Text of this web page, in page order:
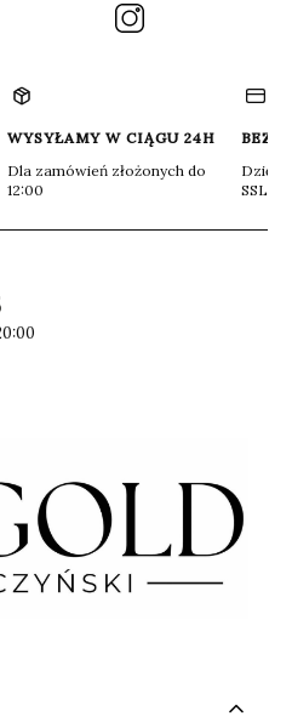
(Otwiera
się
WYSYŁAMY W CIĄGU 24H
Dla zamówień złożonych do
12:00
Dzięki
SSL